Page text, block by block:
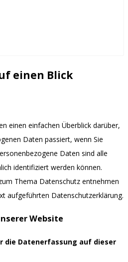
einen Blick
einen einfachen Überblick darüber,
Daten passiert, wenn Sie
Daten sind alle
identifiziert werden können.
Thema Datenschutz entnehmen
aufgeführten Datenschutzerklärung.
Website
die Datenerfassung auf dieser